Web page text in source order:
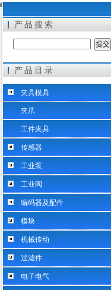
而科工业控制设备（上海）有限公司
产品搜索
产品目录
夹具模具
夹爪
工件夹具
传感器
工业泵
工业阀
编码器及配件
模块
机械传动
过滤件
电子电气